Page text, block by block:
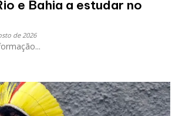
e Bahia a estudar no
de 2026